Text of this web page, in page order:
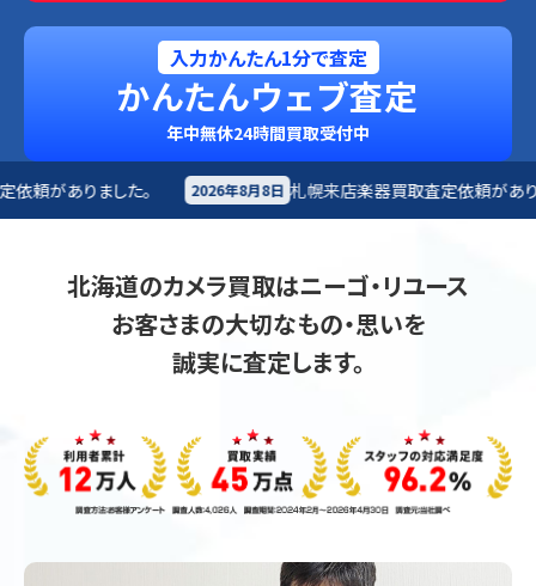
入力かんたん1分で査定
かんたんウェブ査定
年中無休24時間買取受付中
2026年8月8日 札幌来店楽器買取査定依頼がありました。 2026年8
北海道のカメラ買取はニーゴ・リユース
お客さまの大切なもの・思いを
誠実に査定します。